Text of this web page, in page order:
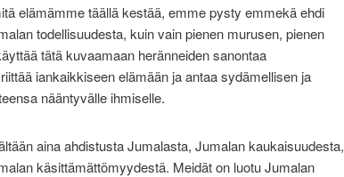
elämämme täällä kestää, emme pysty emmekä ehdi
todellisuudesta, kuin vain pienen murusen, pienen
tätä kuvaamaan heränneiden sanontaa
iankaikkiseen elämään ja antaa sydämellisen ja
nääntyvälle ihmiselle.
aina ahdistusta Jumalasta, Jumalan kaukaisuudesta,
käsittämättömyydestä. Meidät on luotu Jumalan